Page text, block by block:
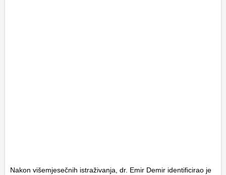
Nakon višemjesečnih istraživanja, dr. Emir Demir identificirao je